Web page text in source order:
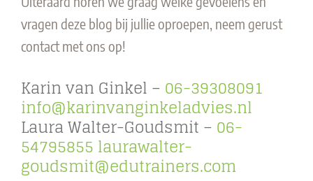
vragen deze blog bij jullie oproepen, neem gerust
contact met ons op!
Karin van Ginkel – 06-39308091
info@karinvanginkeladvies.nl
Laura Walter-Goudsmit – 06-
54795855 laurawalter-
goudsmit@edutrainers.com